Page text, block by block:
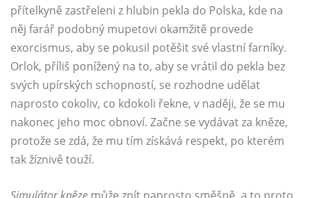
přítelkyně zastřeleni z hlubin pekla do Polska, kde na
něj farář podobný mupetovi okamžitě provede
exorcismus, aby se pokusil potěšit své vlastní farníky.
Orlok, příliš ponížený na to, aby se vrátil do pekla bez
svých upírských schopností, se rozhodne udělat
naprosto cokoliv, co kdokoli řekne, v naději, že se mu
nakonec jeho moc obnoví. Začne se vydávat za kněze,
protože se zdá, že mu tím získává respekt, po kterém
tak žíznivě touží.